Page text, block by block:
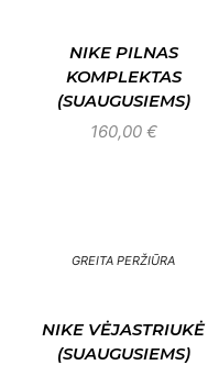
NIKE PILNAS
KOMPLEKTAS
(SUAUGUSIEMS)
160,00 €
GREITA PERŽIŪRA
NIKE VĖJASTRIUKĖ
(SUAUGUSIEMS)